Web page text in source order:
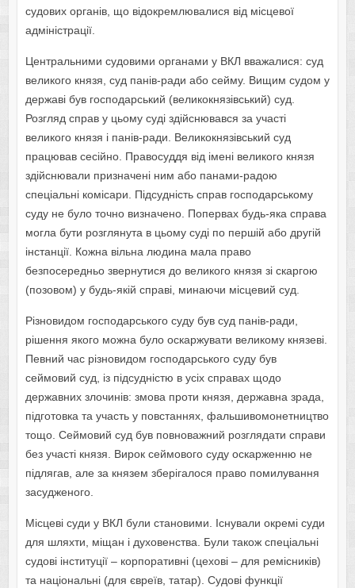
судових органів, що відокремлювалися від місцевої
адміністрації.
Центральними судовими органами у ВКЛ вважалися: суд
великого князя, суд панів-ради або сейму. Вищим судом у
державі був господарський (великокнязівський) суд.
Розгляд справ у цьому суді здійснювався за участі
великого князя і панів-ради. Великокнязівський суд
працював сесійно. Правосуддя від імені великого князя
здійснювали призначені ним або панами-радою
спеціальні комісари. Підсудність справ господарському
суду не було точно визначено. Попервах будь-яка справа
могла бути розглянута в цьому суді по першій або другій
інстанції. Кожна вільна людина мала право
безпосередньо звернутися до великого князя зі скаргою
(позовом) у будь-якій справі, минаючи місцевий суд.
Різновидом господарського суду був суд панів-ради,
рішення якого можна було оскаржувати великому князеві.
Певний час різновидом господарського суду був
сеймовий суд, із підсудністю в усіх справах щодо
державних злочинів: змова проти князя, державна зрада,
підготовка та участь у повстаннях, фальшивомонетництво
тощо. Сеймовий суд був повноважний розглядати справи
без участі князя. Вирок сеймового суду оскарженню не
підлягав, але за князем зберігалося право помилування
засудженого.
Місцеві суди у ВКЛ були становими. Існували окремі суди
для шляхти, міщан і духовенства. Були також спеціальні
судові інституції – корпоративні (цехові – для ремісників)
та національні (для євреїв, татар). Судові функції